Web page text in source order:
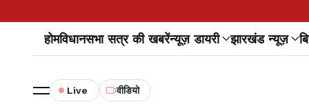
होमविधानसभा सत्र की खबरेंन्यूज़ डायरी झारखंड न्यूज़
Live वीडियो